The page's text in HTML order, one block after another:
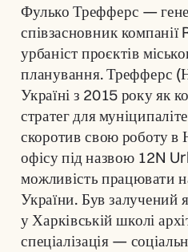
Фулько Трефферс —
співзасновник
урбаніст проєктів
планування. Трефферс
Україні з 2015 року як
стратег для
скоротив свою роботу в
офісу під назвою 12N
можливість працювати
України. Був залучений
у Харківській школі
спеціалізація —